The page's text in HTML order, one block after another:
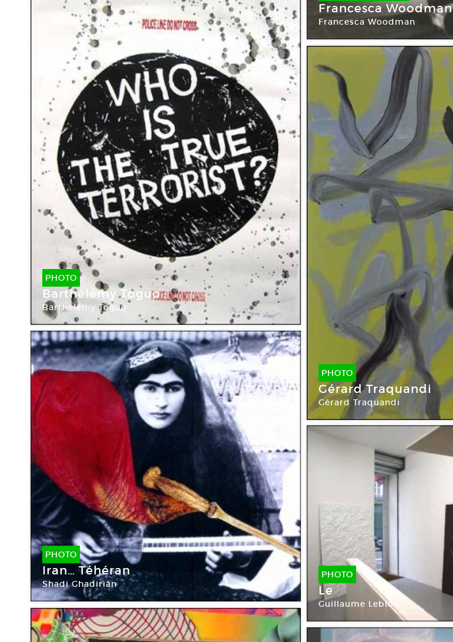
Francesca Woodman
Francesca Woodman
PHOTO
Barthélémy Toguo
Barthélémy Toguo
PHOTO
Gérard Traquandi
Gérard Traquandi
PHOTO
Iran… Téhéran
Shadi Ghadirian
PHOTO
Le
Guillaume Leblon